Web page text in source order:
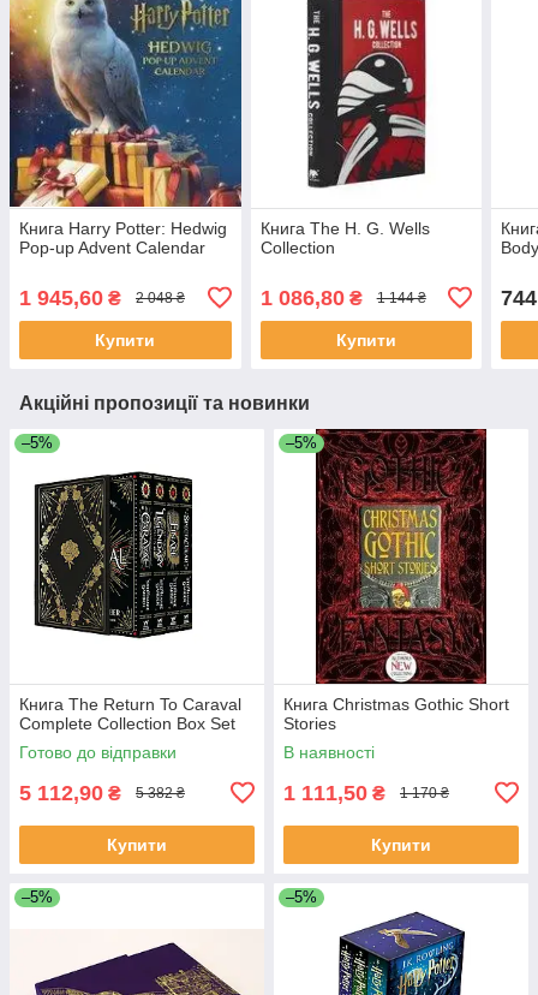
Книга Harry Potter: Hedwig
Pop-up Advent Calendar
1 945,60 ₴ 2 048 ₴
Купити
Книга The H. G. Wells
Collection
1 086,80₴ 1 144 ₴
Купити
744
Акційні пропозиції та новинки
–5%
Книга The Return To Caraval
Complete Collection Box Set
Готово до відправки
5 112,90 ₴ 5 382 ₴
Купити
–5%
Книга Christmas Gothic Short
Stories
В наявності
1 111,50 ₴ 1 170 ₴
Купити
–5% –5%